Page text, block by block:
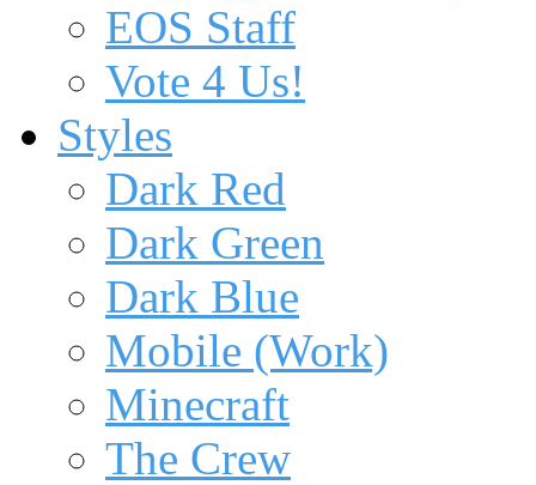
EOS Staff
Vote 4 Us!
Styles
Dark Red
Dark Green
Dark Blue
Mobile (Work)
Minecraft
The Crew